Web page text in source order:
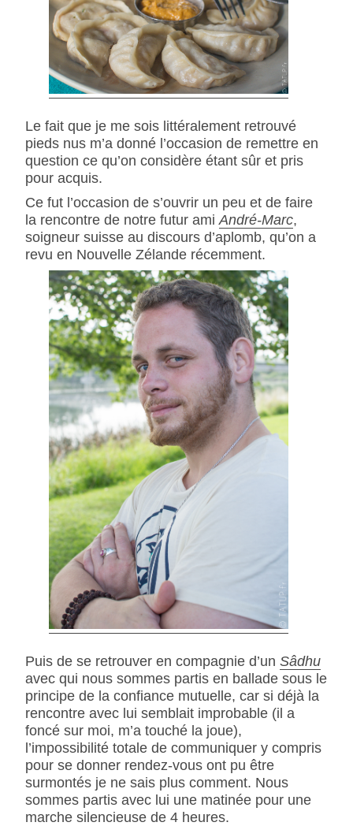
Le fait que je me sois littéralement retrouvé
pieds nus m’a donné l’occasion de remettre en
question ce qu’on considère étant sûr et pris
pour acquis.
Ce fut l’occasion de s’ouvrir un peu et de faire
la rencontre de notre futur ami André-Marc,
soigneur suisse au discours d’aplomb, qu’on a
revu en Nouvelle Zélande récemment.
Puis de se retrouver en compagnie d’un Sâdhu
avec qui nous sommes partis en ballade sous le
principe de la confiance mutuelle, car si déjà la
rencontre avec lui semblait improbable (il a
foncé sur moi, m’a touché la joue),
l’impossibilité totale de communiquer y compris
pour se donner rendez-vous ont pu être
surmontés je ne sais plus comment. Nous
sommes partis avec lui une matinée pour une
marche silencieuse de 4 heures.